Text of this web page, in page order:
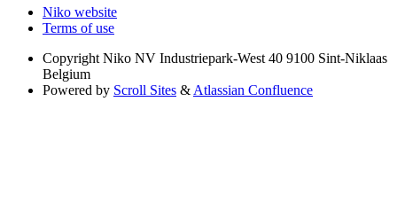
Niko website
Terms of use
Copyright Niko NV Industriepark-West 40 9100 Sint-Niklaas
Belgium
Powered by Scroll Sites & Atlassian Confluence